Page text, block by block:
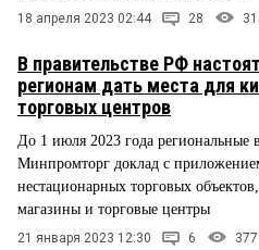
18 апреля 2023 02:44 28
В правительстве РФ
регионам дать места для
торговых центров
До 1 июля 2023 года региональные
Минпромторг доклад с
нестационарных торговых
магазины и торговые центры
21 января 2023 12:30 6